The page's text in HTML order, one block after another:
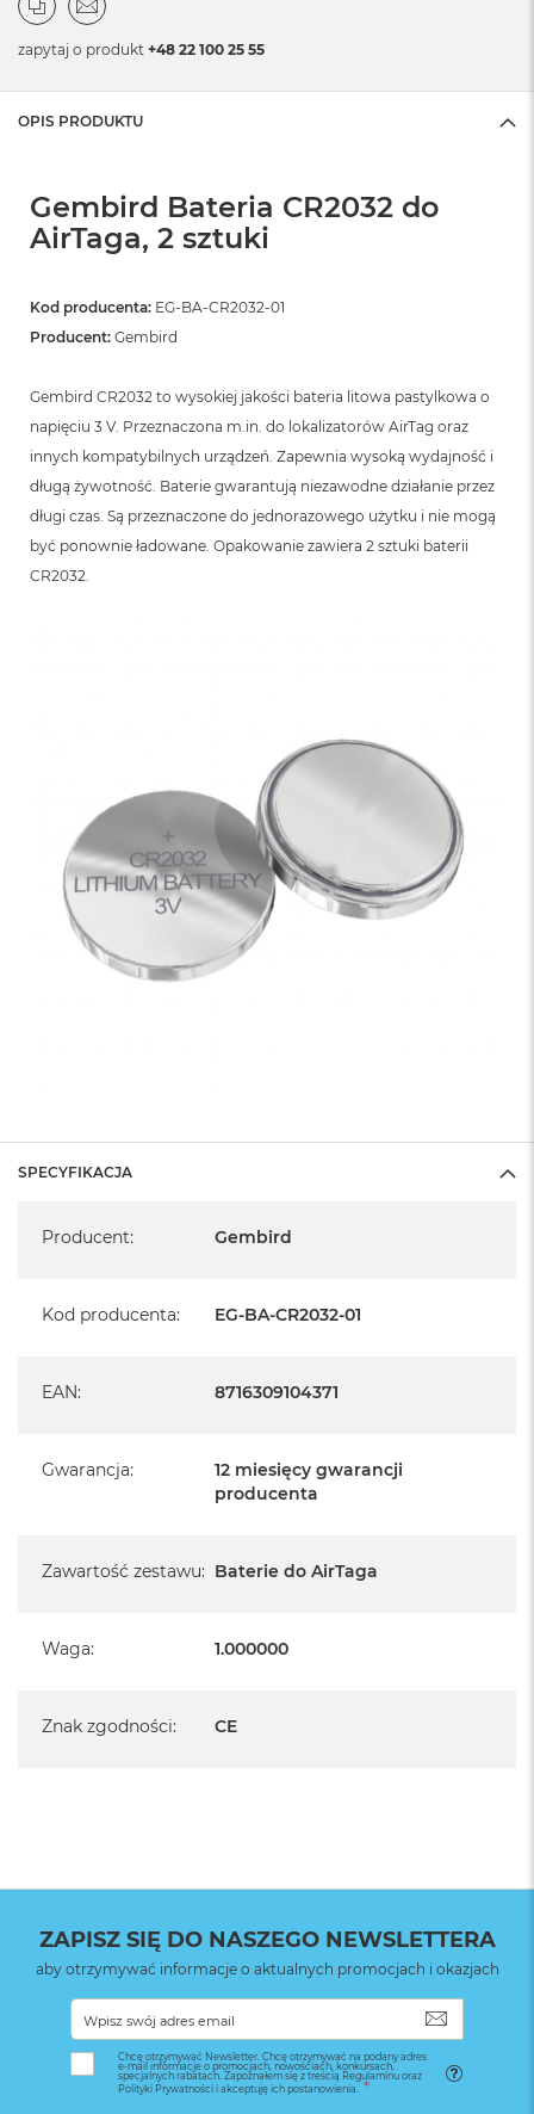
zapytaj o produkt +48 22 100 25 55
OPIS PRODUKTU
Gembird Bateria CR2032 do
AirTaga, 2 sztuki
Kod producenta: EG-BA-CR2032-01
Producent: Gembird
Gembird CR2032 to wysokiej jakości bateria litowa pastylkowa o
napięciu 3 V. Przeznaczona m.in. do lokalizatorów AirTag oraz
innych kompatybilnych urządzeń. Zapewnia wysoką wydajność i
długą żywotność. Baterie gwarantują niezawodne działanie przez
długi czas. Są przeznaczone do jednorazowego użytku i nie mogą
być ponownie ładowane. Opakowanie zawiera 2 sztuki baterii
CR2032.
SPECYFIKACJA
Producent: Gembird
Kod producenta: EG-BA-CR2032-01
EAN: 8716309104371
Gwarancja:
12 miesięcy gwarancji
producenta
Zawartość zestawu: Baterie do AirTaga
Waga: 1.000000
Znak zgodności: CE
ZAPISZ SIĘ DO NASZEGO NEWSLETTERA
aby otrzymywać informacje o aktualnych promocjach i okazjach
Chcę otrzymywać Newsletter. Chcę otrzymywać na podany adres
e-mail informacje o promocjach, nowościach, konkursach,
specjalnych rabatach. Zapoznałem się z treścią Regulaminu oraz
Polityki Prywatności i akceptuję ich postanowienia.